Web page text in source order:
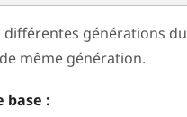
différentes générations
même génération.
base :